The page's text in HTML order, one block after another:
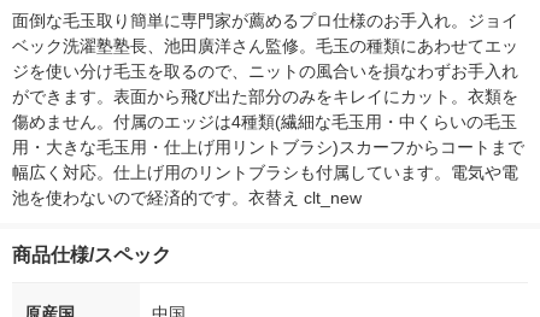
面倒な毛玉取り簡単に専門家が薦めるプロ仕様のお手入れ。ジョイ
ベック洗濯塾塾長、池田廣洋さん監修。毛玉の種類にあわせてエッ
ジを使い分け毛玉を取るので、ニットの風合いを損なわずお手入れ
ができます。表面から飛び出た部分のみをキレイにカット。衣類を
傷めません。付属のエッジは4種類(繊細な毛玉用・中くらいの毛玉
用・大きな毛玉用・仕上げ用リントブラシ)スカーフからコートまで
幅広く対応。仕上げ用のリントブラシも付属しています。電気や電
池を使わないので経済的です。衣替え clt_new
商品仕様/スペック